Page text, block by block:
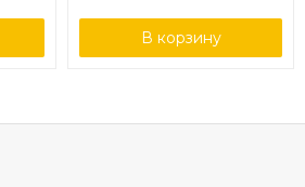
В корзину